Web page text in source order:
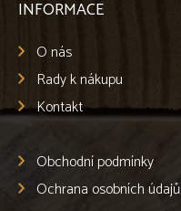
INFORMACE
O nás
Rady k nákupu
Kontakt
Obchodní podmínky
Ochrana osobních údajů